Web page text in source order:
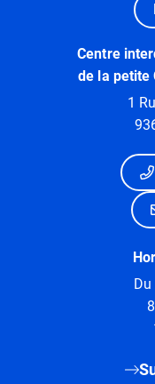
Centre
de la petite
1